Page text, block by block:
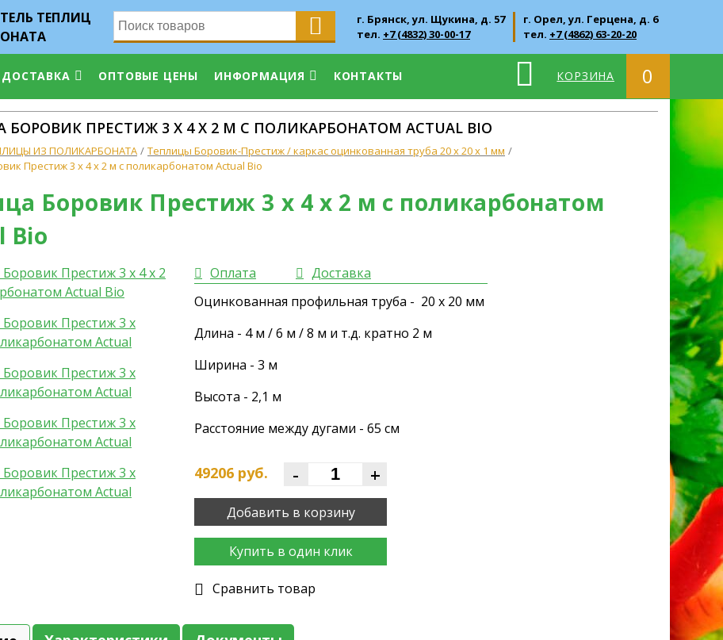
ТЕПЛИЦ
г. Брянск, ул. Щукина, д. 57
тел. +7 (4832) 30-00-17
г. Орел, ул. Герцена, д. 6
тел. +7 (4862) 63-20-20
КОРЗИНА 0
ОПТОВЫЕ ЦЕНЫ ИНФОРМАЦИЯ КОНТАКТЫ
БОРОВИК ПРЕСТИЖ 3 X 4 X 2 М С ПОЛИКАРБОНАТОМ ACTUAL BIO
ИЗ ПОЛИКАРБОНАТА
Теплицы Боровик-Престиж / каркас оцинкованная труба 20 х 20 х 1 мм
Престиж 3 x 4 x 2 м с поликарбонатом Actual Bio
Боровик Престиж 3 x 4 x 2 м с поликарбонатом
Bio
Оплата
Доставка
Оцинкованная профильная труба - 20 х 20 мм
Длина - 4 м / 6 м / 8 м и т.д. кратно 2 м
Ширина - 3 м
Высота - 2,1 м
Расстояние между дугами - 65 см
49206 руб. - +
Добавить в корзину
Купить в один клик
Cравнить товар